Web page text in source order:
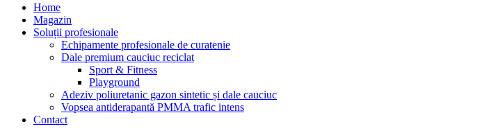
Home
Magazin
Soluții profesionale
Echipamente profesionale de curatenie
Dale premium cauciuc reciclat
Sport & Fitness
Playground
Adeziv poliuretanic gazon sintetic și dale cauciuc
Vopsea antiderapantă PMMA trafic intens
Contact